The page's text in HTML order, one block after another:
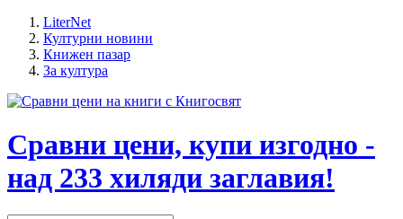
LiterNet
Културни новини
Книжен пазар
За култура
Сравни цени, купи изгодно -
над 233 хиляди заглавия!